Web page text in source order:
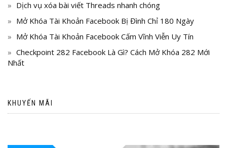
Dịch vụ xóa bài viết Threads nhanh chóng
Mở Khóa Tài Khoản Facebook Bị Đình Chỉ 180 Ngày
Mở Khóa Tài Khoản Facebook Cấm Vĩnh Viễn Uy Tín
Checkpoint 282 Facebook Là Gì? Cách Mở Khóa 282 Mới
Nhất
KHUYẾN MÃI